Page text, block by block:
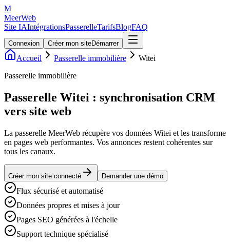
M
MeerWeb
Site IAIntégrationsPasserelleTarifsBlogFAQ
Connexion Créer mon siteDémarrer
Accueil Passerelle immobilière
Witei
Passerelle immobilière
Passerelle Witei : synchronisation CRM
vers site web
La passerelle MeerWeb récupère vos données Witei et les transforme
en pages web performantes. Vos annonces restent cohérentes sur
tous les canaux.
Créer mon site connecté Demander une démo
Flux sécurisé et automatisé
Données propres et mises à jour
Pages SEO générées à l'échelle
Support technique spécialisé